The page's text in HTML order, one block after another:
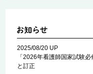
2025/08/20 UP
「2026年看護師国家試験
と訂正